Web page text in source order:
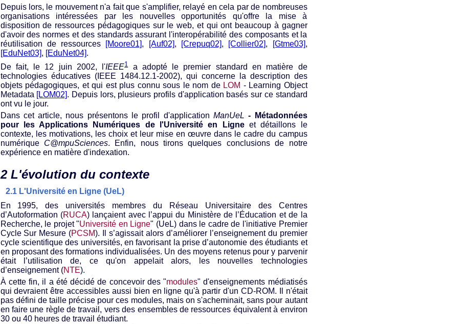
Depuis lors, le mouvement n'a fait que s'amplifier, relayé en cela par de nombreuses
organisations intéressées par les nouvelles opportunités qu'offre la mise à
disposition de ressources pédagogiques sur le web, et qui ont beaucoup à gagner
d'avoir des normes et des standards assurant l'interopérabilité des composants et la
réutilisation de ressources [Moore01], [Auf02], [Crepuq02], [Collier02], [Gtme03],
[EduNet03], [EduNet04].
De fait, le 12 juin 2002, l'IEEE1a adopté le premier standard en matière de
technologies éducatives (IEEE 1484.12.1-2002), qui concerne la description des
objets pédagogiques, et qui est plus connu sous le nom de LOM - Learning Object
Metadata [LOM02]. Depuis lors, plusieurs profils d'application basés sur ce standard
ont vu le jour.
Dans cet article, nous présentons le profil d'application ManUeL - Métadonnées
pour les Applications Numériques de l'Université en Ligneet détaillons le
contexte, les motivations, les choix et leur mise en œuvre dans le cadre du campus
numérique C@mpuSciences. Enfin, nous tirons quelques conclusions de notre
expérience en matière d'indexation.
2 L'évolution du contexte
2.1 L'Université en Ligne (UeL)
En 1995, des universités membres du Réseau Universitaire des Centres
d’Autoformation (RUCA) lançaient avec l’appui du Ministère de l’Éducation et de la
Recherche, le projet "Université en Ligne" (UeL) dans le cadre de l'initiative Premier
Cycle Sur Mesure (PCSM). Il s’agissait alors d’améliorer l’enseignement du premier
cycle scientifique des universités, en favorisant la prise d’autonomie des étudiants et
en proposant des formations individualisées. Un des moyens retenus pour y parvenir
était l’utilisation de, ce qu'on appelait alors, les nouvelles technologies
d’enseignement (NTE).
À cette fin, il a été décidé de concevoir des "modules" d'enseignements médiatisés
qui devraient être accessibles aussi bien en ligne qu'à partir d'un CD-ROM. Il n'était
pas défini de taille précise pour ces modules, mais on s'acheminait, sans pour autant
en faire une règle de travail, vers des ensembles de ressources équivalent à environ
30 ou 40 heures de travail étudiant.